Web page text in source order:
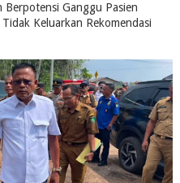
Ganggu Pasien
Keluarkan Rekomendasi